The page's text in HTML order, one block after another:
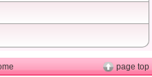
page top